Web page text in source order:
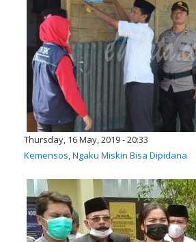
Thursday, 16 May, 2019 - 20:33
Kemensos, Ngaku Miskin Bisa Dipidana